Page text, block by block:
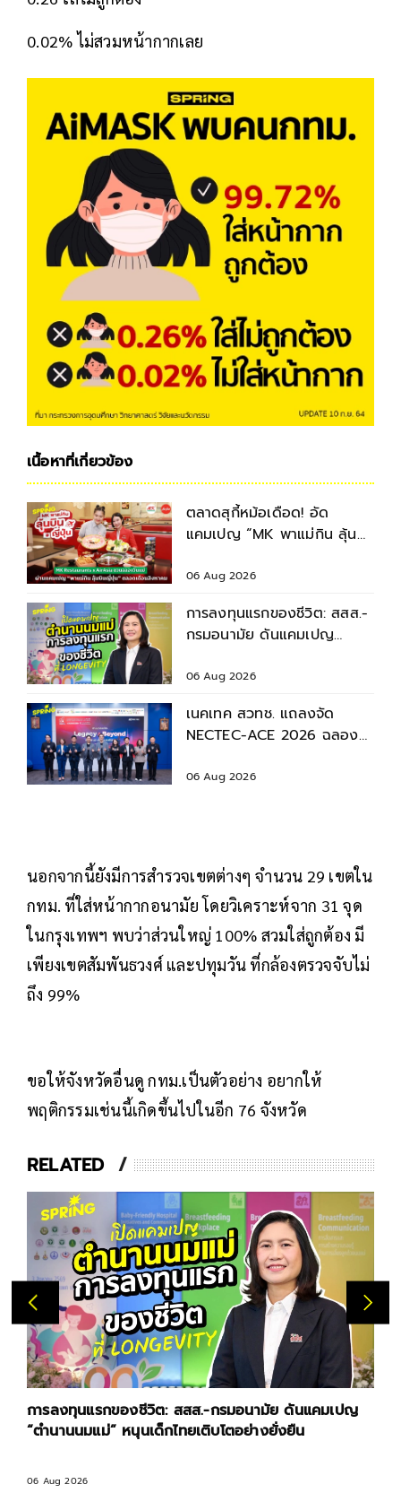
0.02% ไม่สวมหน้ากากเลย
เนื้อหาที่เกี่ยวข้อง
ตลาดสุกี้หม้อเดือด! อัด
แคมเปญ “MK พาแม่กิน ลุ้น
2569
06 Aug 2026
การลงทุนแรกของชีวิต: สสส.-
กรมอนามัย ดันแคมเปญ
เติบโตอย่างยั่งยืน
06 Aug 2026
เนคเทค สวทช. แถลงจัด
NECTEC-ACE 2026 ฉลอง
Beyond'
06 Aug 2026
นอกจากนี้ยังมีการสำรวจเขตต่างๆ จำนวน 29 เขตใน
กทม. ที่ใส่หน้ากากอนามัย โดยวิเคราะห์จาก 31 จุด
ในกรุงเทพฯ พบว่าส่วนใหญ่ 100% สวมใส่ถูกต้อง มี
เพียงเขตสัมพันธวงศ์ และปทุมวัน ที่กล้องตรวจจับไม่
ถึง 99%
ขอให้จังหวัดอื่นดู กทม.เป็นตัวอย่าง อยากให้
พฤติกรรมเช่นนี้เกิดขึ้นไปในอีก 76 จังหวัด
RELATED
การลงทุนแรกของชีวิต: สสส.-กรมอนามัย ดันแคมเปญ
“ตำนานนมแม่” หนุนเด็กไทยเติบโตอย่างยั่งยืน
06 Aug 2026